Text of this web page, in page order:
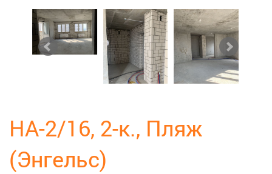
НА-2/16, 2-к., Пляж
(Энгельс)